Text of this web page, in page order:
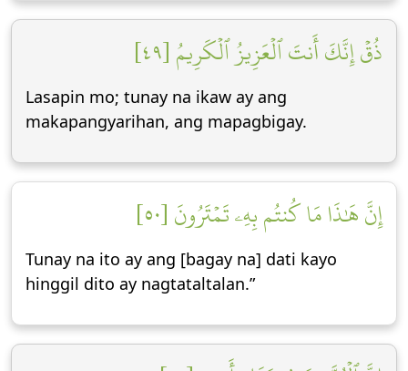
ذُقۡ إِنَّكَ أَنتَ ٱلۡعَزِيزُ ٱلۡكَرِيمُ [٤٩]
Lasapin mo; tunay na ikaw ay ang
makapangyarihan, ang mapagbigay.
إِنَّ هَٰذَا مَا كُنتُم بِهِۦ تَمۡتَرُونَ [٥٠]
Tunay na ito ay ang [bagay na] dati kayo
hinggil dito ay nagtataltalan.”